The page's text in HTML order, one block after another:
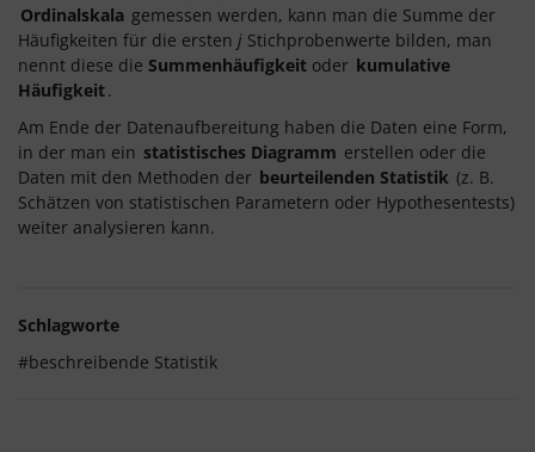
Ordinalskala gemessen werden, kann man die Summe der
Häufigkeiten für die ersten j Stichprobenwerte bilden, man
nennt diese die Summenhäufigkeit oder kumulative
Häufigkeit.
Am Ende der Datenaufbereitung haben die Daten eine Form,
in der man ein statistisches Diagramm erstellen oder die
Daten mit den Methoden der beurteilenden Statistik (z. B.
Schätzen von statistischen Parametern oder Hypothesentests)
weiter analysieren kann.
Schlagworte
#beschreibende Statistik